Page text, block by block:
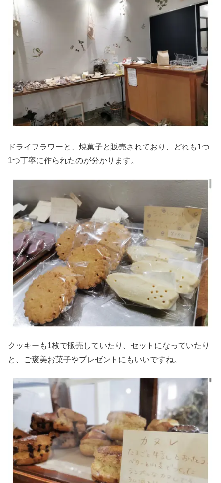
ドライフラワーと、焼菓子と販売されており、どれも1つ
1つ丁寧に作られたのが分かります。
クッキーも1枚で販売していたり、セットになっていたり
と、ご褒美お菓子やプレゼントにもいいですね。